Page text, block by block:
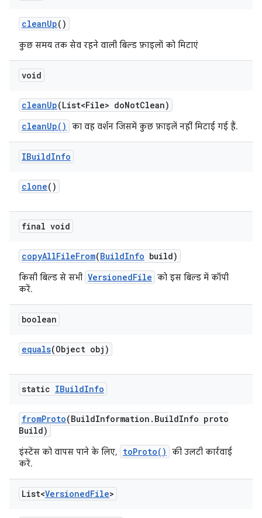
cleanUp()
कुछ समय तक सेव रहने वाली बिल्ड फ़ाइलों को मिटाएं
void
cleanUp(List<File> doNotClean)
cleanUp()
का वह वर्शन जिसमें कुछ फ़ाइलें नहीं मिटाई गई हैं.
IBuildInfo
clone()
final void
copyAllFileFrom(BuildInfo build)
किसी बिल्ड से सभी VersionedFile को इस बिल्ड में कॉपी
करें.
boolean
equals(Object obj)
static IBuildInfo
fromProto(BuildInformation . BuildInfo proto
Build)
इंस्टेंस को वापस पाने के लिए, toProto()
की उलटी कार्रवाई
करें.
List<VersionedFile>